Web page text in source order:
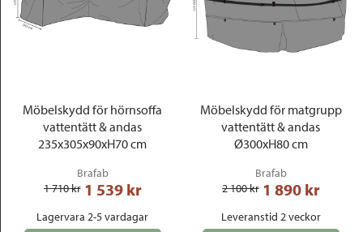
Möbelskydd för hörnsoffa
vattentätt & andas
235x305x90xH70 cm
Brafab
1 710 kr 1 539 kr
Lagervara 2-5 vardagar
Möbelskydd för matgrupp
vattentätt & andas
Ø300xH80 cm
Brafab
2 100 kr 1 890 kr
Leveranstid 2 veckor